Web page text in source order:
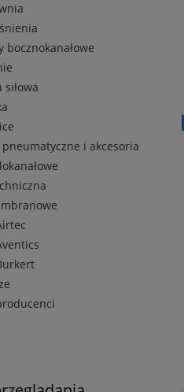
bocznokanałowe
i akcesoria